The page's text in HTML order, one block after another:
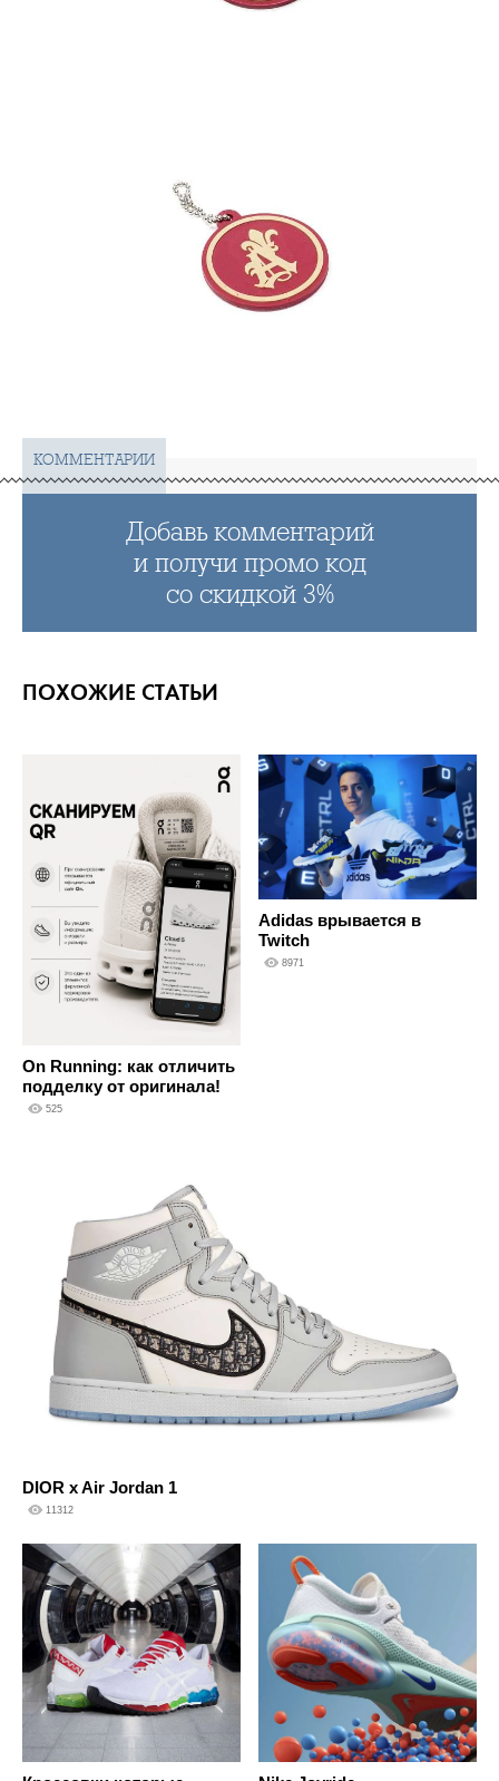
КОММЕНТАРИИ
Добавь комментарий
и получи промо код
со скидкой 3%
ПОХОЖИЕ СТАТЬИ
On Running: как отличить
подделку от оригинала!
525
Adidas врывается в
Twitch
8971
DIOR x Air Jordan 1
11312